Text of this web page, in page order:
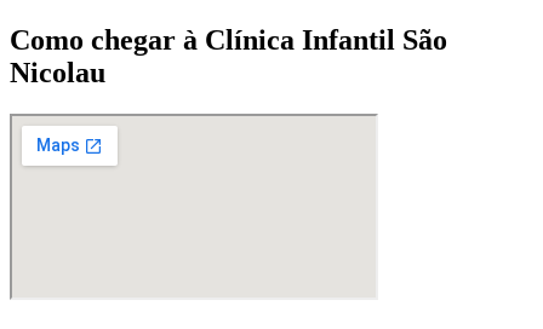
Como chegar à Clínica Infantil São
Nicolau